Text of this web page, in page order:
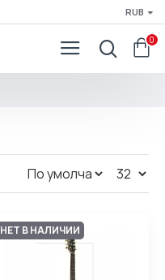
RUB
0
НЕТ В НАЛИЧИИ